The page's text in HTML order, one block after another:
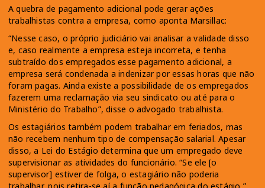
A quebra de pagamento adicional pode gerar ações
trabalhistas contra a empresa, como aponta Marsillac:
“Nesse caso, o próprio judiciário vai analisar a validade disso
e, caso realmente a empresa esteja incorreta, e tenha
subtraído dos empregados esse pagamento adicional, a
empresa será condenada a indenizar por essas horas que não
foram pagas. Ainda existe a possibilidade de os empregados
fazerem uma reclamação via seu sindicato ou até para o
Ministério do Trabalho”, disse o advogado trabalhista.
Os estagiários também podem trabalhar em feriados, mas
não recebem nenhum tipo de compensação salarial. Apesar
disso, a Lei do Estágio determina que um empregado deve
supervisionar as atividades do funcionário. “Se ele [o
supervisor] estiver de folga, o estagiário não poderia